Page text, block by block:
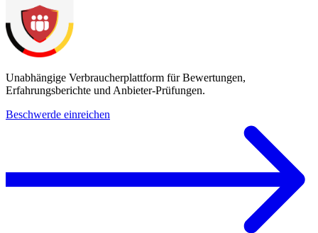
Unabhängige Verbraucherplattform für Bewertungen,
Erfahrungsberichte und Anbieter-Prüfungen.
Beschwerde einreichen